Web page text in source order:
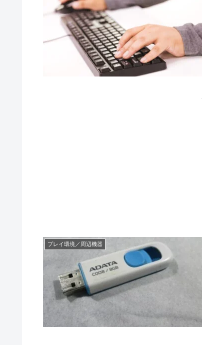
プレイ環境／周辺機器